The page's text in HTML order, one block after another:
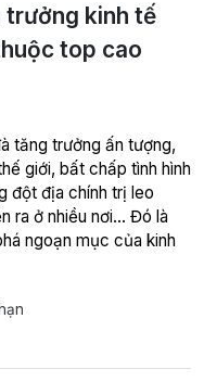
trưởng kinh tế
top cao
tăng trưởng ấn tượng,
giới, bất chấp tình hình
đột địa chính trị leo
ra ở nhiều nơi... Đó là
ngoạn mục của kinh